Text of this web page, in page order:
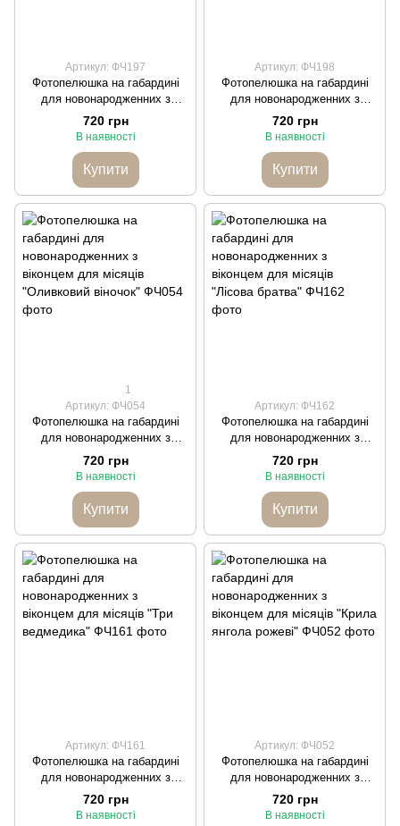
Артикул: ФЧ197
Фотопелюшка на габардині
для новонародженних з
віконцем для місяців "Крила
янгола хмаринки рожеві"
720 грн
В наявності
Купити
Артикул: ФЧ198
Фотопелюшка на габардині
для новонародженних з
віконцем для місяців "Крила
янгола хмаринки блакитні"
720 грн
В наявності
Купити
1
Артикул: ФЧ054
Фотопелюшка на габардині
для новонародженних з
віконцем для місяців
"Оливковий віночок"
720 грн
В наявності
Купити
Артикул: ФЧ162
Фотопелюшка на габардині
для новонародженних з
віконцем для місяців "Лісова
братва"
720 грн
В наявності
Купити
Артикул: ФЧ161
Фотопелюшка на габардині
для новонародженних з
віконцем для місяців "Три
ведмедика"
720 грн
В наявності
Артикул: ФЧ052
Фотопелюшка на габардині
для новонародженних з
віконцем для місяців "Крила
янгола рожеві"
720 грн
В наявності